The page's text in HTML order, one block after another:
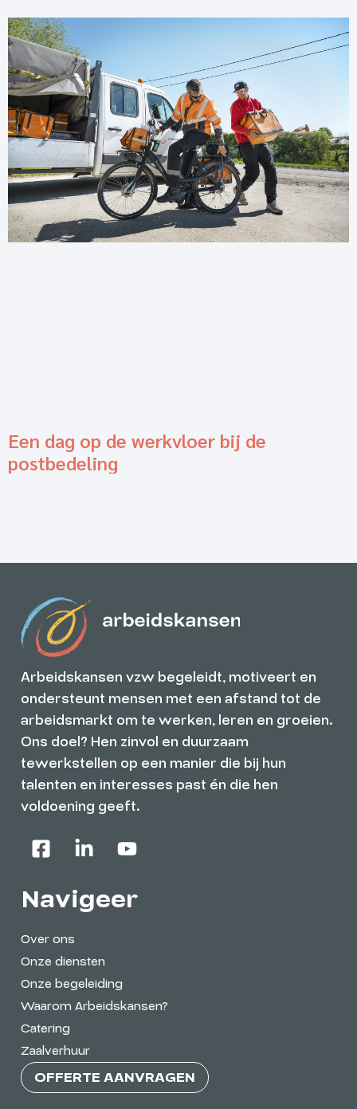
Een dag op de werkvloer bij de
postbedeling
Arbeidskansen vzw begeleidt, motiveert en
ondersteunt mensen met een afstand tot de
arbeidsmarkt om te werken, leren en groeien.
Ons doel? Hen zinvol en duurzaam
tewerkstellen op een manier die bij hun
talenten en interesses past én die hen
voldoening geeft.
Navigeer
Over ons
Onze diensten
Onze begeleiding
Waarom Arbeidskansen?
Catering
Zaalverhuur
OFFERTE AANVRAGEN